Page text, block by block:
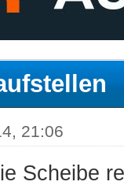
21:06
Scheibe